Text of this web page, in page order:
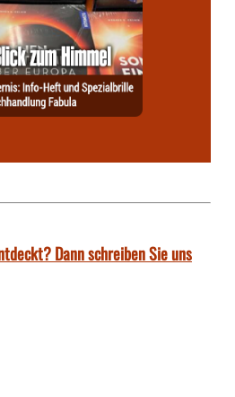
Dann schreiben Sie uns